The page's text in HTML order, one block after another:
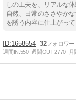
しの工夫を、リアルな
自然、日常のささやか
を誘う内容に仕上がって
1658554 32
週間IN:550 週間OUT:2770 月